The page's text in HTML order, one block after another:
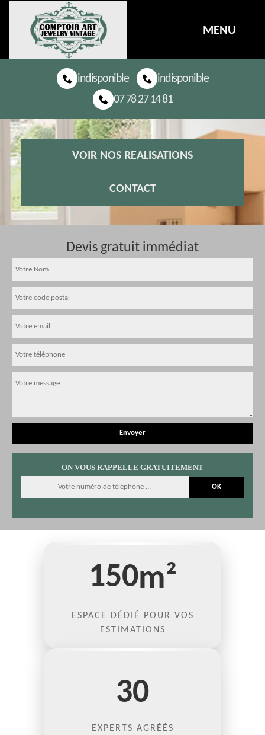
MENU
indisponible
indisponible
07 78 27 14 81
VOIR NOS REALISATIONS
CONTACT
Devis gratuit immédiat
ON VOUS RAPPELLE GRATUITEMENT
150m²
ESPACE DÉDIÉ POUR VOS
ESTIMATIONS
30
EXPERTS AGRÉÉS